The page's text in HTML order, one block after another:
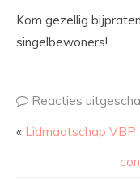
Kom gezellig
singelbewoners!
Reacties
« Lidmaatschap VBP